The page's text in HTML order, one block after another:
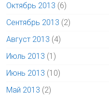
Октябрь 2013 (6)
Сентябрь 2013 (2)
Август 2013 (4)
Июль 2013 (1)
Июнь 2013 (10)
Май 2013 (2)